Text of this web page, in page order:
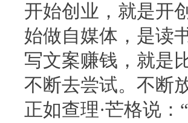
开始创业，就是开
始做自媒体，是读
写文案赚钱，就是
不断去尝试。不断
正如查理·芒格说